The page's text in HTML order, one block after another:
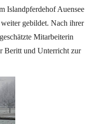
Islandpferdehof Auensee
gebildet. Nach ihrer
Mitarbeiterin
Beritt und Unterricht zur